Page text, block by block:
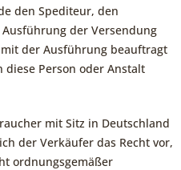
den Spediteur, den
der Versendung
der Ausführung beauftragt
Person oder Anstalt
mit Sitz in Deutschland
der Verkäufer das Recht vor,
ordnungsgemäßer